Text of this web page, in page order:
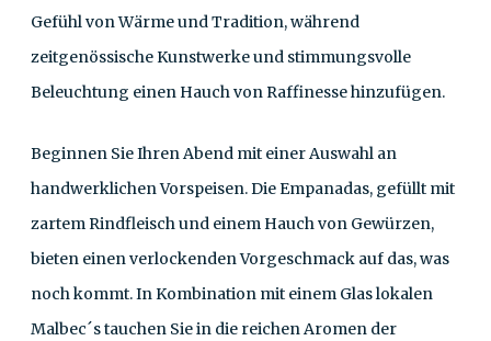
Gefühl von Wärme und Tradition, während
zeitgenössische Kunstwerke und stimmungsvolle
Beleuchtung einen Hauch von Raffinesse hinzufügen.
Beginnen Sie Ihren Abend mit einer Auswahl an
handwerklichen Vorspeisen. Die Empanadas, gefüllt mit
zartem Rindfleisch und einem Hauch von Gewürzen,
bieten einen verlockenden Vorgeschmack auf das, was
noch kommt. In Kombination mit einem Glas lokalen
Malbec´s tauchen Sie in die reichen Aromen der